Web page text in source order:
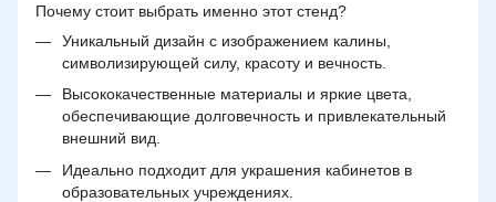
Почему стоит выбрать именно этот стенд?
Уникальный дизайн с изображением калины,
символизирующей силу, красоту и вечность.
Высококачественные материалы и яркие цвета,
обеспечивающие долговечность и привлекательный
внешний вид.
Идеально подходит для украшения кабинетов в
образовательных учреждениях.